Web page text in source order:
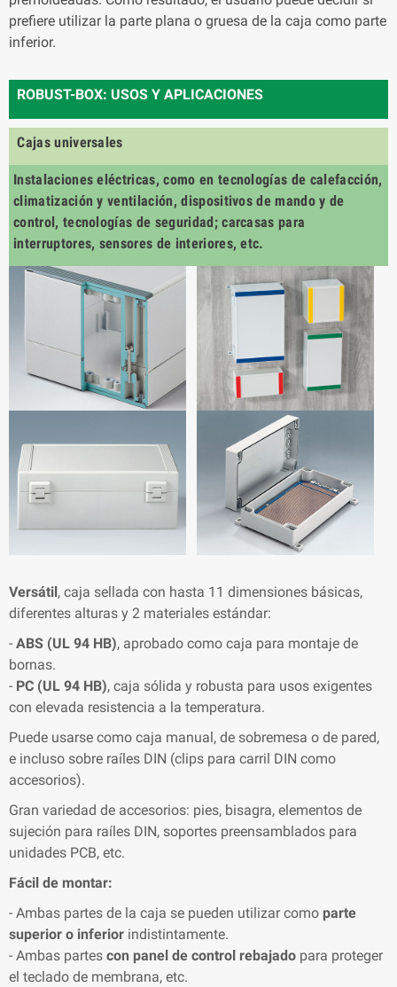
prefiere utilizar la parte plana o gruesa de la caja como parte
inferior.
ROBUST-BOX: USOS Y APLICACIONES
Cajas universales
Instalaciones eléctricas, como en tecnologías de calefacción,
climatización y ventilación, dispositivos de mando y de
control, tecnologías de seguridad; carcasas para
interruptores, sensores de interiores, etc.
Versátil , caja sellada con hasta 11 dimensiones básicas,
diferentes alturas y 2 materiales estándar:
- ABS (UL 94 HB), aprobado como caja para montaje de
bornas.
- PC (UL 94 HB), caja sólida y robusta para usos exigentes
con elevada resistencia a la temperatura.
Puede usarse como caja manual, de sobremesa o de pared,
e incluso sobre raíles DIN (clips para carril DIN como
accesorios).
Gran variedad de accesorios: pies, bisagra, elementos de
sujeción para raíles DIN, soportes preensamblados para
unidades PCB, etc.
Fácil de montar:
- Ambas partes de la caja se pueden utilizar como parte
superior o inferior indistintamente.
- Ambas partes con panel de control rebajado para proteger
el teclado de membrana, etc.